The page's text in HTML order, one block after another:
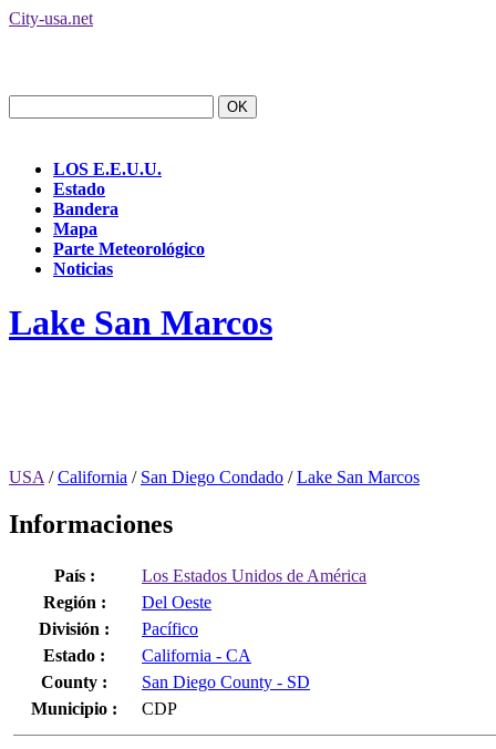
City-usa.net
LOS E.E.U.U.
Estado
Bandera
Mapa
Parte Meteorológico
Noticias
Lake San Marcos
USA /California / San Diego Condado /Lake San Marcos
Informaciones
País :
Los Estados Unidos de América
Región :
Del Oeste
División :
Pacífico
Estado :
California - CA
County :
San Diego County - SD
Municipio :
CDP